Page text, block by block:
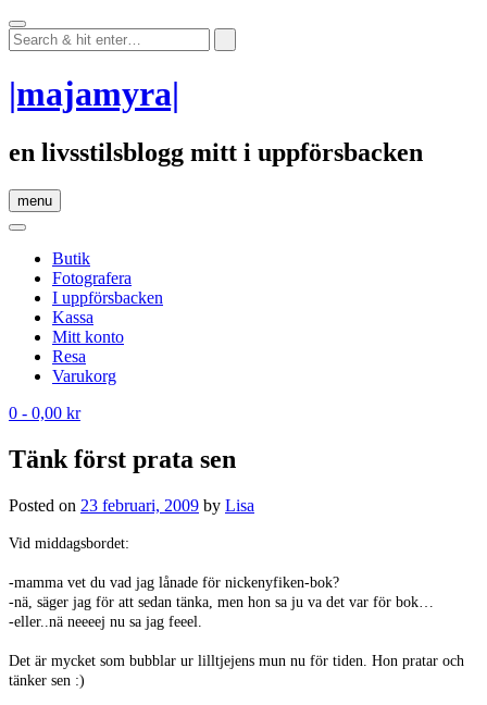
Skip
to
content
|majamyra|
en livsstilsblogg mitt i uppförsbacken
menu
Butik
Fotografera
I uppförsbacken
Kassa
Mitt konto
Resa
Varukorg
0 - 0,00 kr
Tänk först prata sen
Posted on 23 februari, 2009 by Lisa
Vid middagsbordet:
-mamma vet du vad jag lånade för nickenyfiken-bok?
-nä, säger jag för att sedan tänka, men hon sa ju va det var för bok…
-eller..nä neeeej nu sa jag feeel.
Det är mycket som bubblar ur lilltjejens mun nu för tiden. Hon pratar och
tänker sen :)